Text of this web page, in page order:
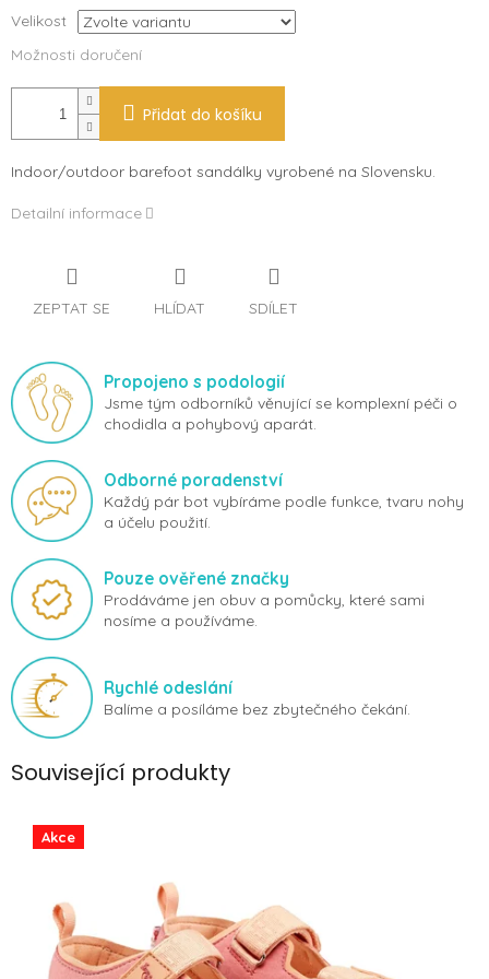
Velikost
Možnosti doručení
Přidat do košíku
Indoor/outdoor barefoot sandálky vyrobené na Slovensku.
Detailní informace
ZEPTAT SE HLÍDAT SDÍLET
Propojeno s podologií
Jsme tým odborníků věnující se komplexní péči o
chodidla a pohybový aparát.
Odborné poradenství
Každý pár bot vybíráme podle funkce, tvaru nohy
a účelu použití.
Pouze ověřené značky
Prodáváme jen obuv a pomůcky, které sami
nosíme a používáme.
Rychlé odeslání
Balíme a posíláme bez zbytečného čekání.
Související produkty
Akce